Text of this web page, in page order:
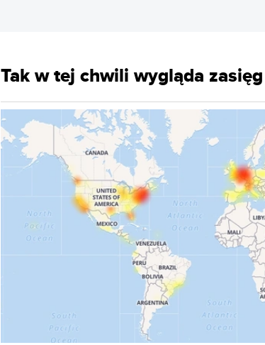
Tak w tej chwili wygląda